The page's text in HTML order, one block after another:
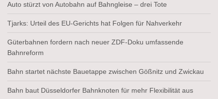
Auto stürzt von Autobahn auf Bahngleise – drei Tote
Tjarks: Urteil des EU-Gerichts hat Folgen für Nahverkehr
Güterbahnen fordern nach neuer ZDF-Doku umfassende
Bahnreform
Bahn startet nächste Bauetappe zwischen Gößnitz und Zwickau
Bahn baut Düsseldorfer Bahnknoten für mehr Flexibilität aus